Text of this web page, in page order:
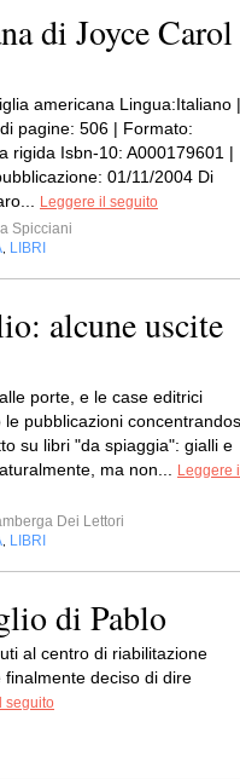
di Joyce Carol
americana Lingua:Italiano |
pagine: 506 | Formato:
rigida Isbn-10: A000179601 |
01/11/2004 Di
Leggere il seguito
Spicciani
LIBRI
alcune uscite
porte, e le case editrici
le pubblicazioni
su libri "da spiaggia": gialli e
ma non...
Leggere
Dei Lettori
LIBRI
di Pablo
al centro di riabilitazione
deciso di dire
seguito